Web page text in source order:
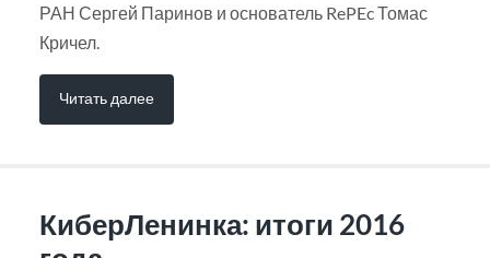
РАН Сергей Паринов и основатель RePEc Томас
Кричел.
Читать далее
КиберЛенинка: итоги 2016